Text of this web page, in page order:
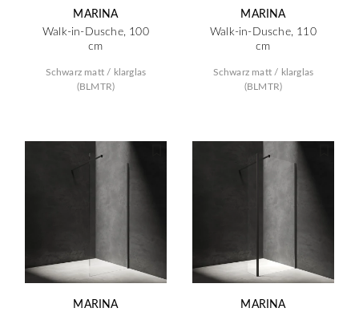
MARINA
Walk-in-Dusche, 100
cm
Schwarz matt / klarglas
(BLMTR)
MARINA
Walk-in-Dusche, 110
cm
Schwarz matt / klarglas
(BLMTR)
MARINA
MARINA